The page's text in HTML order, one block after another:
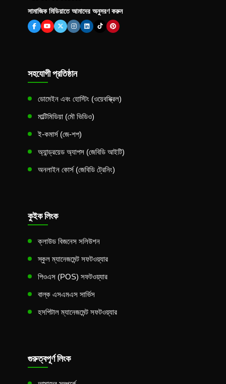
সামাজিক মিডিয়াতে আমাদের অনুসরণ করুন
সহযোগী প্রতিষ্ঠান
ডোমেইন এবং হোস্টিং (ওয়েবস্ক্রিল)
মাল্টিমিডিয়া (মৌ ভিডিও)
ই-কমার্স (জে-শপ)
অ্যান্ড্রয়েড অ্যাপস (জেবিডি আইটি)
অনলাইন কোর্স (জেবিডি ট্রেনিং)
কুইক লিংক
ক্লাউড বিজনেস সলিউশন
স্কুল ম্যানেজমেন্ট সফটওয়্যার
পিওএস (POS) সফটওয়্যার
বাল্ক এসএমএস সার্ভিস
হসপিটাল ম্যানেজমেন্ট সফটওয়্যার
গুরুত্বপূর্ণ লিংক